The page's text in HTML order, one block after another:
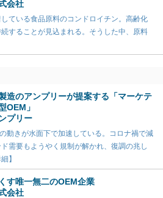
会社
ている食品原料のコンドロイチン。高齢化
することが見込まれる。そうした中、原料
造のアンプリーが提案する「マーケテ
OEM」
プリー
動きが水面下で加速している。コロナ禍で減
需要もようやく規制が解かれ、復調の兆し
】
す唯一無二のOEM企業
会社